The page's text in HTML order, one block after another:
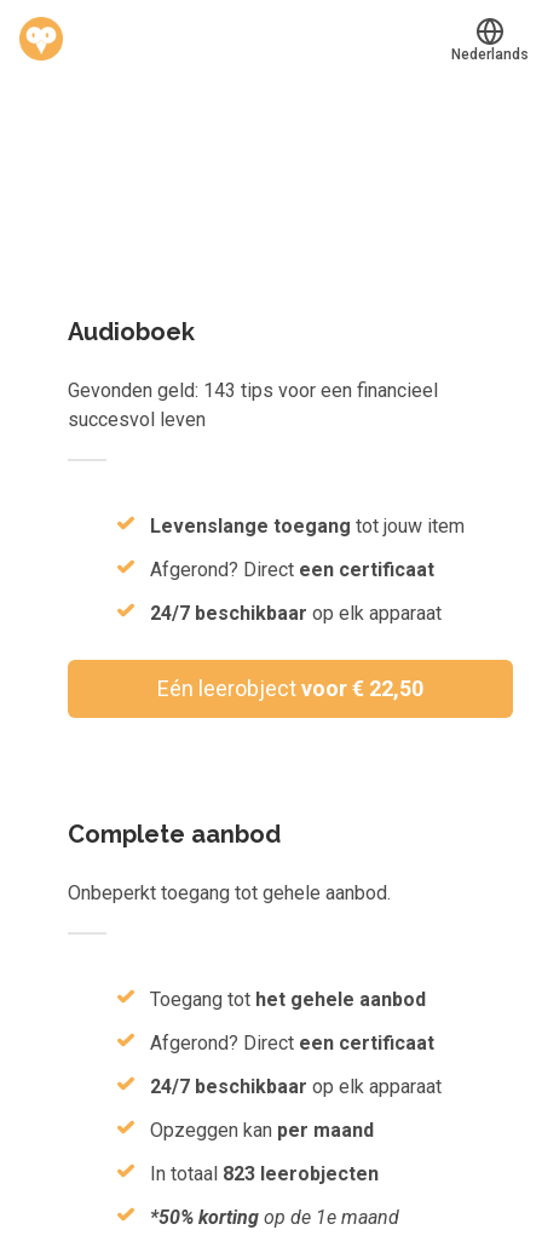
Inloggen
Aanmelden
Nederlands
Audioboek
Gevonden geld: 143 tips voor een financieel
succesvol leven
Levenslange toegang tot jouw item
Afgerond? Direct een certificaat
24/7 beschikbaar op elk apparaat
Eén leerobjectvoor € 22,50
Complete aanbod
Onbeperkt toegang tot gehele aanbod.
Toegang tot het gehele aanbod
Afgerond? Direct een certificaat
24/7 beschikbaar op elk apparaat
Opzeggen kan per maand
In totaal 823 leerobjecten
*50% korting op de 1e maand